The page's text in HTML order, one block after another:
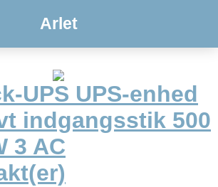
Arlet
UPS UPS-enhed
indgangsstik 500
3 AC